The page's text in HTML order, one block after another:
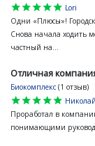
star
star
star
star
star
Lori
Одни «Плюсы»!
Снова начала ходить
частный на...
Отличная
Биокомплекс (1 отзыв)
star
star
star
star
star
Николай
Проработал в
понимающими